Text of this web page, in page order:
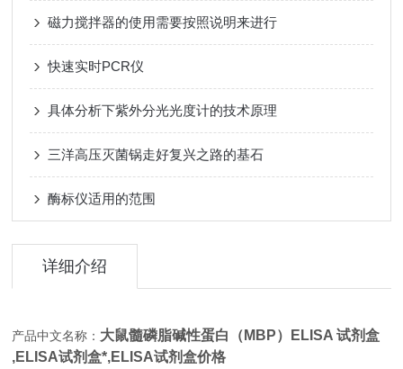
磁力搅拌器的使用需要按照说明来进行
快速实时PCR仪
具体分析下紫外分光光度计的技术原理
三洋高压灭菌锅走好复兴之路的基石
酶标仪适用的范围
详细介绍
产品中文名称： 大鼠髓磷脂碱性蛋白（MBP）ELISA 试剂盒
,ELISA试剂盒*,ELISA试剂盒价格